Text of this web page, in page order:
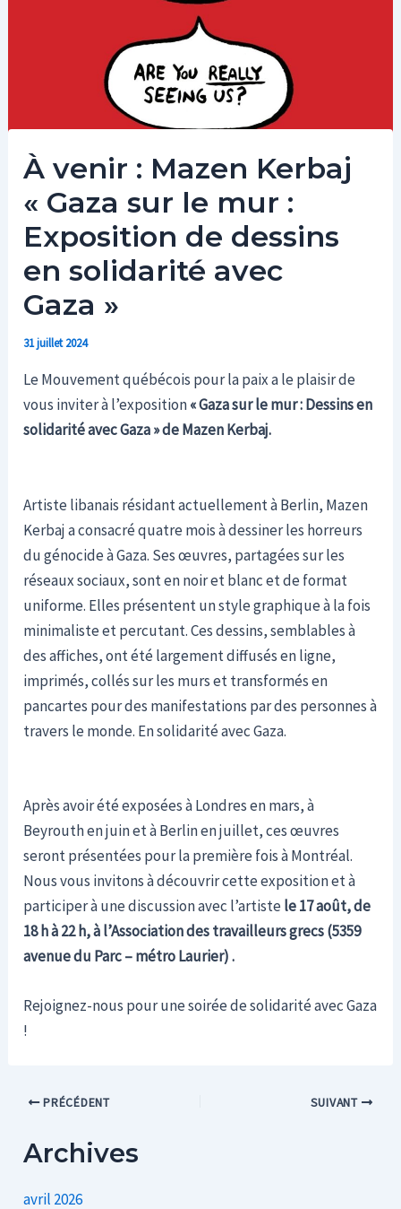
À venir : Mazen Kerbaj
« Gaza sur le mur :
Exposition de dessins
en solidarité avec
Gaza »
31 juillet 2024
Le Mouvement québécois pour la paix a le plaisir de
vous inviter à l’exposition« Gaza sur le mur : Dessins en
solidarité avec Gaza » de Mazen Kerbaj.
Artiste libanais résidant actuellement à Berlin, Mazen
Kerbaj a consacré quatre mois à dessiner les horreurs
du génocide à Gaza. Ses œuvres, partagées sur les
réseaux sociaux, sont en noir et blanc et de format
uniforme. Elles présentent un style graphique à la fois
minimaliste et percutant. Ces dessins, semblables à
des affiches, ont été largement diffusés en ligne,
imprimés, collés sur les murs et transformés en
pancartes pour des manifestations par des personnes à
travers le monde. En solidarité avec Gaza.
Après avoir été exposées à Londres en mars, à
Beyrouth en juin et à Berlin en juillet, ces œuvres
seront présentées pour la première fois à Montréal.
Nous vous invitons à découvrir cette exposition et à
participer à une discussion avec l’artistele 17 août, de
18 h à 22 h, à l’Association des travailleurs grecs (5359
avenue du Parc – métro Laurier) .
Rejoignez-nous pour une soirée de solidarité avec Gaza
!
Post PRÉCÉDENT SUIVANT
Archives
avril 2026